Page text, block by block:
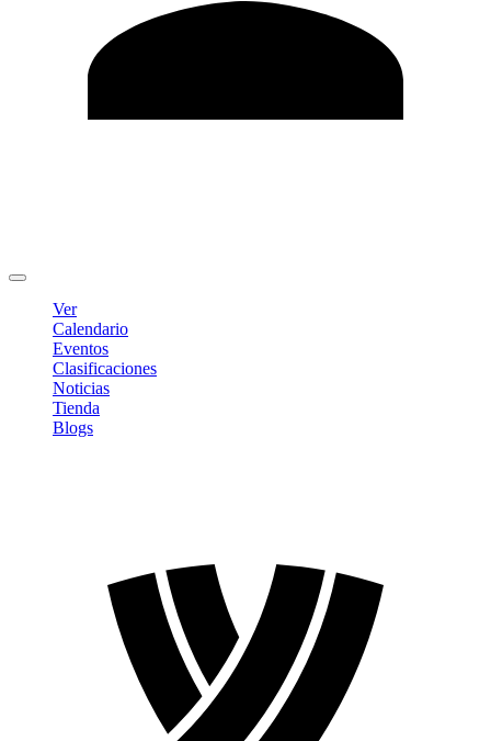
Ver
Calendario
Eventos
Clasificaciones
Noticias
Tienda
Blogs